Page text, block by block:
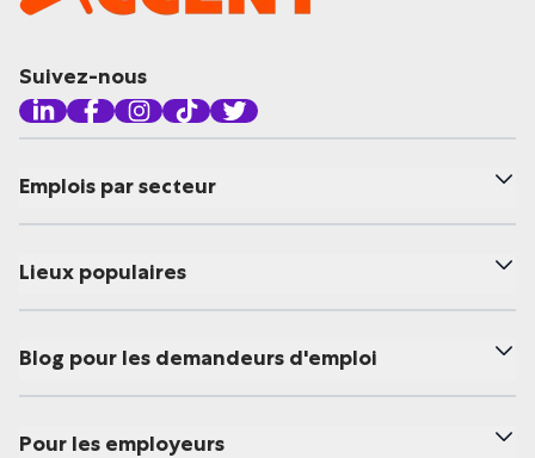
Suivez-nous
Emplois par secteur
Lieux populaires
Blog pour les demandeurs d'emploi
Pour les employeurs